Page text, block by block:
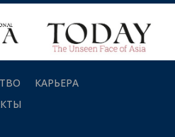
КАРЬЕРА